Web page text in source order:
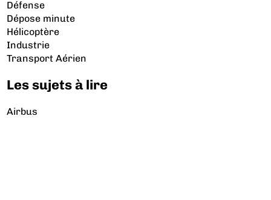
Défense
Dépose minute
Hélicoptère
Industrie
Transport Aérien
Les sujets à lire
Airbus